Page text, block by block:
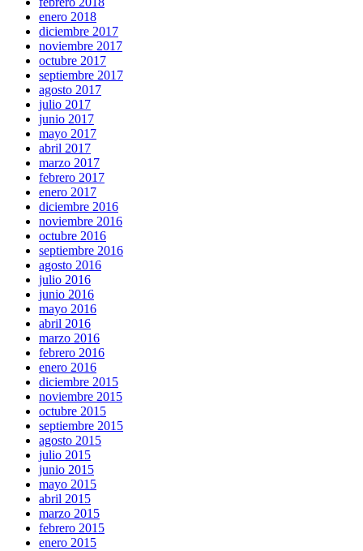
enero 2018
diciembre 2017
noviembre 2017
octubre 2017
septiembre 2017
agosto 2017
julio 2017
junio 2017
mayo 2017
abril 2017
marzo 2017
febrero 2017
enero 2017
diciembre 2016
noviembre 2016
octubre 2016
septiembre 2016
agosto 2016
julio 2016
junio 2016
mayo 2016
abril 2016
marzo 2016
febrero 2016
enero 2016
diciembre 2015
noviembre 2015
octubre 2015
septiembre 2015
agosto 2015
julio 2015
junio 2015
mayo 2015
abril 2015
marzo 2015
febrero 2015
enero 2015